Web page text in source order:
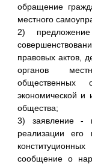
обращение
местного
2)
правовых актов,
органов
общественных
экономической и
общества;
3) заявление -
реализации его
сообщение о